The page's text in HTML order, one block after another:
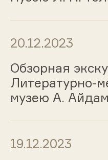
20.12.2023
Обзорная
Литературно-
музею А.
19.12.2023